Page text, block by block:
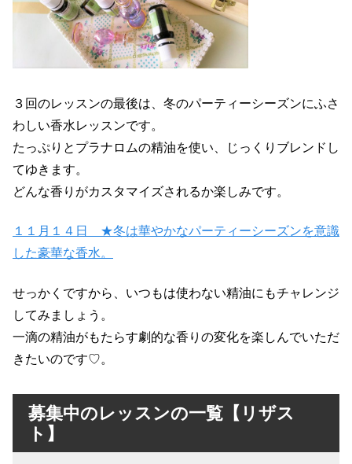
３回のレッスンの最後は、冬のパーティーシーズンにふさ
わしい香水レッスンです。
たっぷりとプラナロムの精油を使い、じっくりブレンドし
てゆきます。
どんな香りがカスタマイズされるか楽しみです。
１１月１４日 ★冬は華やかなパーティーシーズンを意識
した豪華な香水。
せっかくですから、いつもは使わない精油にもチャレンジ
してみましょう。
一滴の精油がもたらす劇的な香りの変化を楽しんでいただ
きたいのです♡。
募集中のレッスンの一覧【リザス
ト】